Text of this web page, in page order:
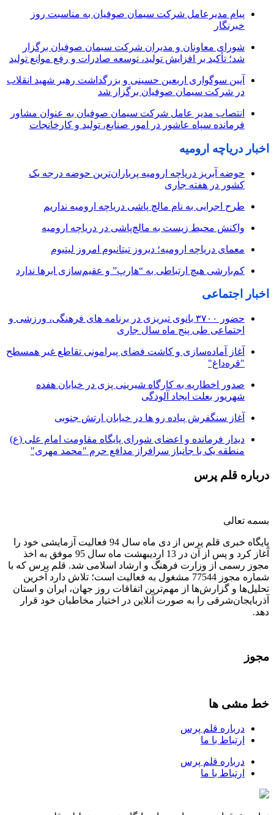
پیام مدیرعامل شرکت سیمان صوفیان به مناسبت روز
خبرنگار
شورای معاونان و مدیران شرکت سیمان صوفیان برگزار
شد؛ تأکید بر افزایش تولید، توسعه صادرات و رفع موانع تولید
آیین سوگواری اربعین حسینی و بزرگداشت رهبر شهید انقلاب
در شرکت سیمان صوفیان برگزار شد
انتصاب مدیر عامل شرکت سیمان صوفیان به عنوان مشاور
فرمانده سپاه عاشور در امور صنایع، تولید و کارخانجات
اخبار دریاچه ارومیه
حوضه آبریز دریاچه ارومیه پرباران‌ترین حوضه‌ درجه یک
کشور در هفته جاری
طرح اجرایی به نام مالچ پاشی دریاچه ارومیه نداریم
واکنش محیط زیست به مالچ‌پاشی در دریاچه ارومیه
معمای دریاچه ارومیه؛ دیروز تیتانیوم امروز لیتیوم
کم‌بارشی هیچ ارتباطی به “هارپ” و عقیم‌سازی ابرها ندارد
اخبار اجتماعی
حضور ۳۷۰۰ بانوی تبریزی در برنامه های فرهنگی، ورزشی و
اجتماعی طی پنج ماه سال جاری
آغاز آماده‌سازی و کاشت فضای پیرامونی تقاطع غیر همسطح
"قره‌داغ"
صدور اخطاریه به کارگاه شیرینی پزی در خیابان هفده
شهریور بعلت ایجاد آلودگی
آغاز سنگفرش پیاده رو ها در خیابان ارتش جنوبی
دیدار فرمانده و اعضای شورای پایگاه مقاومت امام علی (ع)
منطقه یک با جانباز سرافراز مدافع حرم "محمد مهری"
درباره قلم پرس
بسمه تعالی
پایگاه خبری قلم پرس از دی ماه سال 94 فعالیت آزمایشی خود را
آغاز کرد و پس از آن در 13 اردیبهشت ماه سال 95 موفق به اخذ
مجوز رسمی از وزارت فرهنگ و ارشاد اسلامی شد. قلم پرس که با
شماره مجوز 77544 مشغول به فعالیت است؛ تلاش دارد آخرین
تحلیل‌ها و گزارش‌ها از مهم‌ترین اتفاقات روز جهان، ایران و استان
آذربایجان‌شرقی را به صورت آنلاین در اختیار مخاطبان خود قرار
دهد.
مجوز
خط مشی ها
درباره قلم پرس
ارتباط با ما
درباره قلم پرس
ارتباط با ما